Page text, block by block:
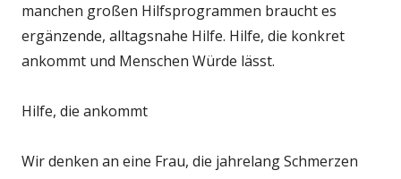
manchen großen Hilfsprogrammen braucht es
ergänzende, alltagsnahe Hilfe. Hilfe, die konkret
ankommt und Menschen Würde lässt.
Hilfe, die ankommt
Wir denken an eine Frau, die jahrelang Schmerzen